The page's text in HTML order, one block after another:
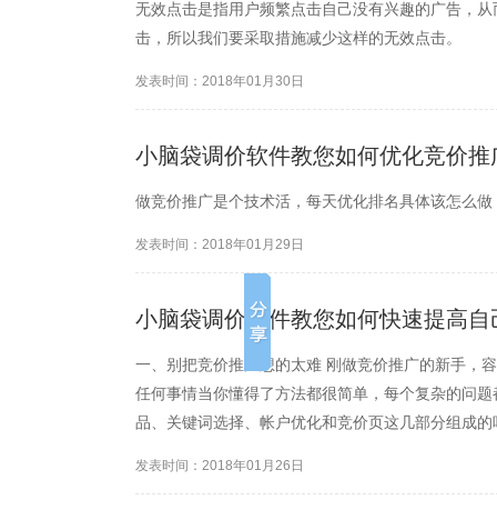
无效点击是指用户频繁点击自己没有兴趣的广告，
击，所以我们要采取措施减少这样的无效点击。
发表时间：2018年01月30日
小脑袋调价软件教您如何优化竞价推
做竞价推广是个技术活，每天优化排名具体该怎么
发表时间：2018年01月29日
小脑袋调价软件教您如何快速提高
一、别把竞价推广想的太难 刚做竞价推广的新手，
任何事情当你懂得了方法都很简单，每个复杂的问
品、关键词选择、帐户优化和竞价页这几部分组成
发表时间：2018年01月26日